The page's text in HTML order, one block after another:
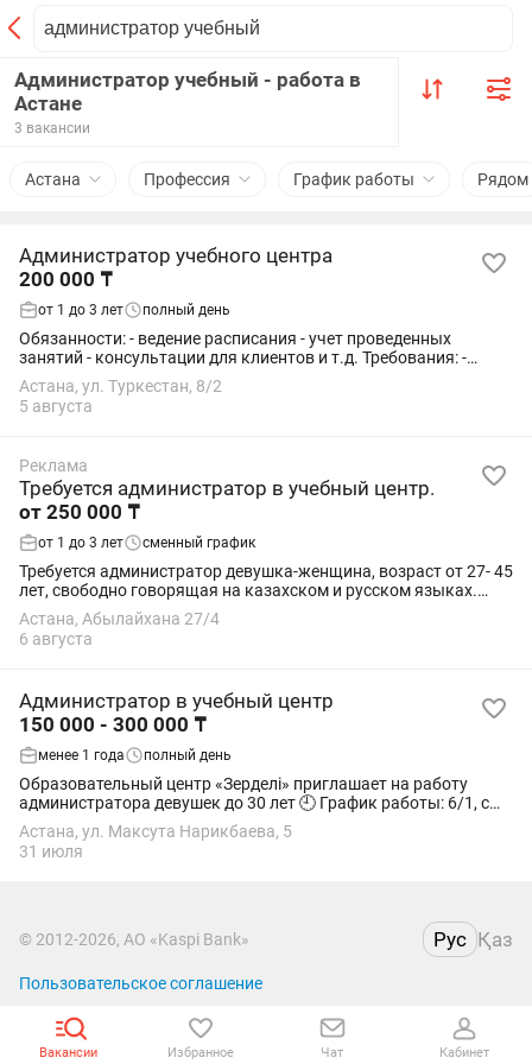
Администратор учебный - работа в
Астане
3 вакансии
Астана Профессия График работы Рядом
Администратор учебного центра
200 000 ₸
от 1 до 3 лет полный день
Обязанности: - ведение расписания - учет проведенных
занятий - консультации для клиентов и т.д. Требования: -
пунктуальность - навыки пользования MS Office - грамотная
речь на русском и...
Астана, ул. Туркестан, 8/2
5 августа
Реклама
Требуется администратор в учебный центр.
от 250 000 ₸
от 1 до 3 лет сменный график
Требуется администратор девушка-женщина, возраст от 27- 45
лет, свободно говорящая на казахском и русском языках.
Высшее образование. Коммуникабельная, креативная,
ответственная, грамотная, с...
Астана, Абылайхана 27/4
6 августа
Администратор в учебный центр
150 000 - 300 000 ₸
менее 1 года полный день
Образовательный центр «Зерделі» приглашает на работу
администратора девушек до 30 лет 🕘 График работы: 6/1, с
9:00 до 18:00. В некоторые дни занятость может быть до
обеда или после...
Астана, ул. Максута Нарикбаева, 5
31 июля
© 2012-2026, АО «Kaspi Bank» Рус Қаз
Пользовательское соглашение
Вакансии Избранное Чат Кабинет